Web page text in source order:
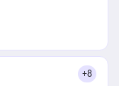
+8